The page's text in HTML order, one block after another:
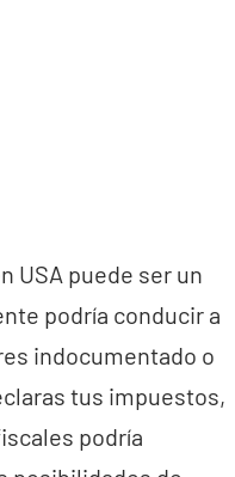
USA puede ser un
podría conducir a
indocumentado o
tus impuestos,
podría